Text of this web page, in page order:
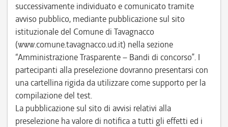
successivamente individuato e comunicato tramite
avviso pubblico, mediante pubblicazione sul sito
istituzionale del Comune di Tavagnacco
(www.comune.tavagnacco.ud.it) nella sezione
“Amministrazione Trasparente – Bandi di concorso”. I
partecipanti alla preselezione dovranno presentarsi con
una cartellina rigida da utilizzare come supporto per la
compilazione del test.
La pubblicazione sul sito di avvisi relativi alla
preselezione ha valore di notifica a tutti gli effetti ed i